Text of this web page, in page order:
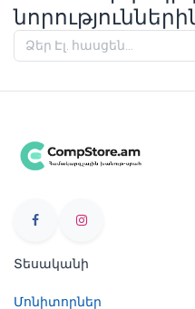
Տեսականի
Մոնիտորներ